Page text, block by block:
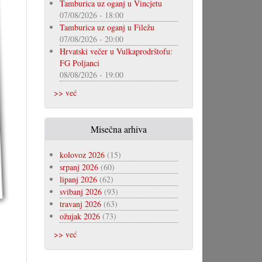
Tamburica uz oganj u Vincjetu
07/08/2026 - 18:00
Tamburica uz oganj u Filežu
07/08/2026 - 20:00
Hrvatski večer u Vulkaprodrštofu:
FG Poljanci
08/08/2026 - 19:00
>> već
Misečna arhiva
kolovoz 2026(15)
srpanj 2026(60)
lipanj 2026(62)
svibanj 2026(93)
travanj 2026(63)
ožujak 2026(73)
>> već